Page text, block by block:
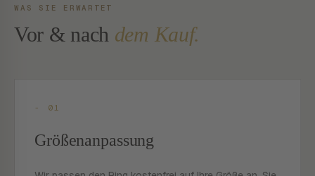
WAS SIE ERWARTET
Vor & nach dem Kauf.
- 01
Größenanpassung